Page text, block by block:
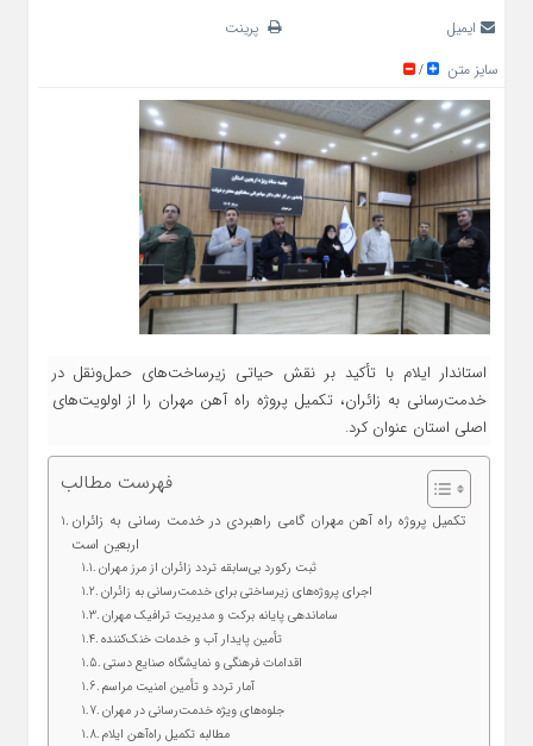
ایمیل
پرینت
سایز متن
/
استاندار ایلام با تأکید بر نقش حیاتی زیرساخت‌های حمل‌ونقل در
خدمت‌رسانی به زائران، تکمیل پروژه راه‌ آهن مهران را از اولویت‌های
اصلی استان عنوان کرد.
فهرست مطالب
تکمیل پروژه راه‌ آهن مهران گامی راهبردی در خدمت‌ رسانی به زائران
اربعین است
ثبت رکورد بی‌سابقه تردد زائران از مرز مهران
اجرای پروژه‌های زیرساختی برای خدمت‌رسانی به زائران
ساماندهی پایانه برکت و مدیریت ترافیک مهران
تأمین پایدار آب و خدمات خنک‌کننده
اقدامات فرهنگی و نمایشگاه صنایع دستی
آمار تردد و تأمین امنیت مراسم
جلوه‌های ویژه خدمت‌رسانی در مهران
مطالبه تکمیل راه‌آهن ایلام